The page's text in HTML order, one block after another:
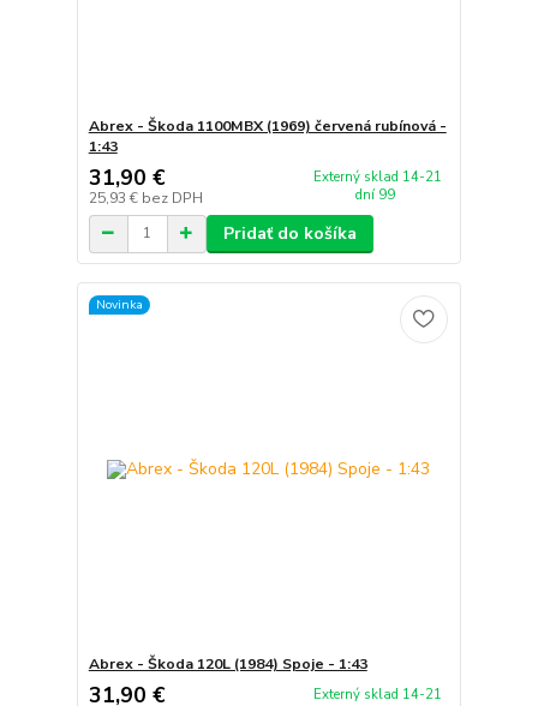
Abrex - Škoda 1100MBX (1969) červená rubínová -
1:43
31,90 €
25,93 € bez DPH
Externý sklad 14-21
dní 99
Pridať do košíka
Novinka
Abrex - Škoda 120L (1984) Spoje - 1:43
31,90 €
Externý sklad 14-21